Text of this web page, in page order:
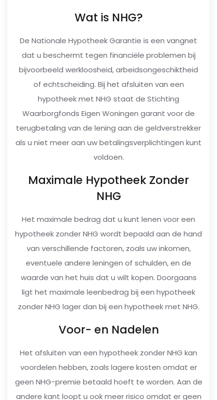
Wat is NHG?
De Nationale Hypotheek Garantie is een vangnet
dat u beschermt tegen financiële problemen bij
bijvoorbeeld werkloosheid, arbeidsongeschiktheid
of echtscheiding. Bij het afsluiten van een
hypotheek met NHG staat de Stichting
Waarborgfonds Eigen Woningen garant voor de
terugbetaling van de lening aan de geldverstrekker
als u niet meer aan uw betalingsverplichtingen kunt
voldoen.
Maximale Hypotheek Zonder
NHG
Het maximale bedrag dat u kunt lenen voor een
hypotheek zonder NHG wordt bepaald aan de hand
van verschillende factoren, zoals uw inkomen,
eventuele andere leningen of schulden, en de
waarde van het huis dat u wilt kopen. Doorgaans
ligt het maximale leenbedrag bij een hypotheek
zonder NHG lager dan bij een hypotheek met NHG.
Voor- en Nadelen
Het afsluiten van een hypotheek zonder NHG kan
voordelen hebben, zoals lagere kosten omdat er
geen NHG-premie betaald hoeft te worden. Aan de
andere kant loopt u ook meer risico omdat er geen